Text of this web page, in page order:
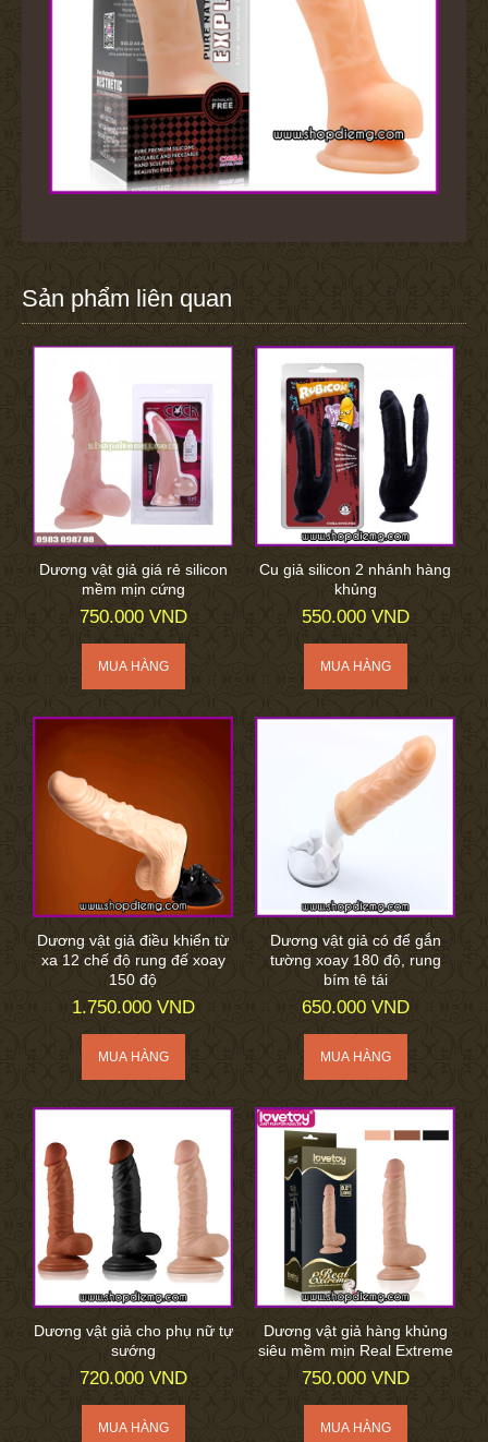
Sản phẩm liên quan
Dương vật giả giá rẻ silicon
mềm mịn cứng
750.000 VND
Cu giả silicon 2 nhánh hàng
khủng
550.000 VND
Dương vật giả điều khiển từ
xa 12 chế độ rung đế xoay
150 độ
1.750.000 VND
Dương vật giả có để gắn
tường xoay 180 độ, rung
bím tê tái
650.000 VND
Dương vật giả cho phụ nữ tự
sướng
720.000 VND
Dương vật giả hàng khủng
siêu mềm mịn Real Extreme
750.000 VND